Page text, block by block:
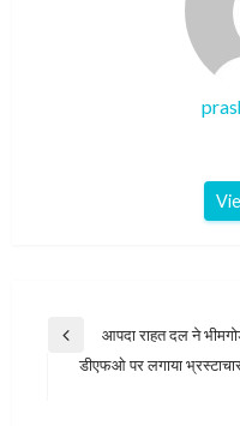
Post
navigation
Previous
Post
आपदा राहत दल ने
डीएफओ पर लगाया